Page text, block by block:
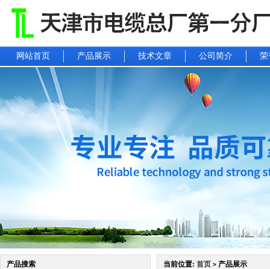
网站首页 产品展示 技术文章 公司简介 荣
产品搜索 当前位置: 首页 > 产品展示